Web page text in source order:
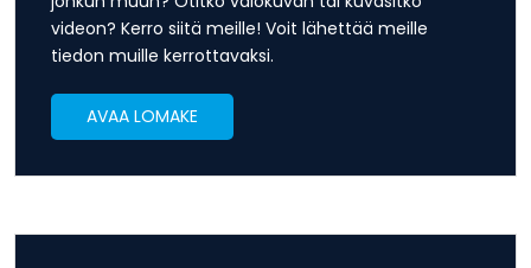
videon? Kerro siitä meille! Voit lähettää meille
tiedon muille kerrottavaksi.
AVAA LOMAKE